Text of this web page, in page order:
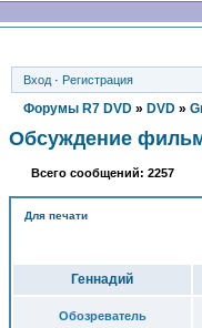
Вход · Регистрация
Форумы R7 DVD » DVD »
Обсуждение
Всего сообщений: 2257
Для печати
Геннадий
Обозреватель